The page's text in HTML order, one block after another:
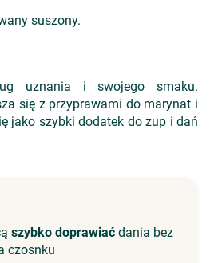
suszony.
uznania i swojego smaku.
się z przyprawami do marynat i
jako szybki dodatek do zup i dań
szybko doprawiać dania bez
czosnku